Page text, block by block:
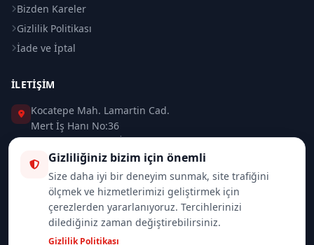
Bizden Kareler
Gizlilik Politikası
İade ve İptal
İLETIŞIM
Kocatepe Mah. Lamartin Cad.
Mert İş Hanı No:36
Taksim / Beyoğlu / İSTANBUL
0 (212) 235 37 83
0 (532) 418 08 46
info@merttrade.com
Gizliliğiniz bizim için önemli
Size daha iyi bir deneyim sunmak, site trafiğini
ölçmek ve hizmetlerimizi geliştirmek için
çerezlerden yararlanıyoruz. Tercihlerinizi
dilediğiniz zaman değiştirebilirsiniz.
Gizlilik Politikası